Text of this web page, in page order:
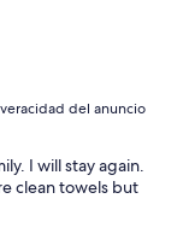
del anuncio
I will stay again.
clean towels but